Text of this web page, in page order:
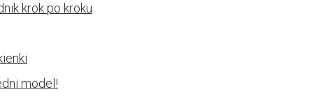
krok po kroku
model!